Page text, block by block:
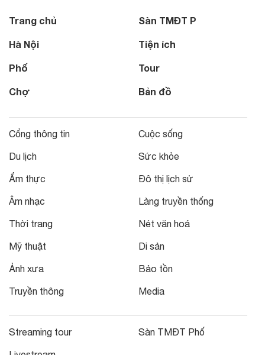
Trang chủ
Hà Nội
Phố
Chợ
Sàn TMĐT P
Tiện ích
Tour
Bản đồ
Cổng thông tin
Du lịch
Ẩm thực
Âm nhạc
Thời trang
Mỹ thuật
Ảnh xưa
Truyền thông
Cuộc sống
Sức khỏe
Đô thị lịch sử
Làng truyền thống
Nét văn hoá
Di sản
Bảo tồn
Media
Streaming tour Sàn TMĐT Phố